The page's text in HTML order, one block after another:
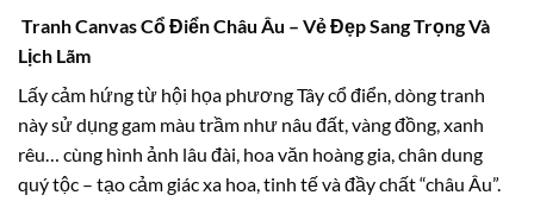
Tranh Canvas Cổ Điển Châu Âu – Vẻ Đẹp Sang Trọng Và
Lịch Lãm
Lấy cảm hứng từ hội họa phương Tây cổ điển, dòng tranh
này sử dụng gam màu trầm như nâu đất, vàng đồng, xanh
rêu… cùng hình ảnh lâu đài, hoa văn hoàng gia, chân dung
quý tộc – tạo cảm giác xa hoa, tinh tế và đầy chất “châu Âu”.